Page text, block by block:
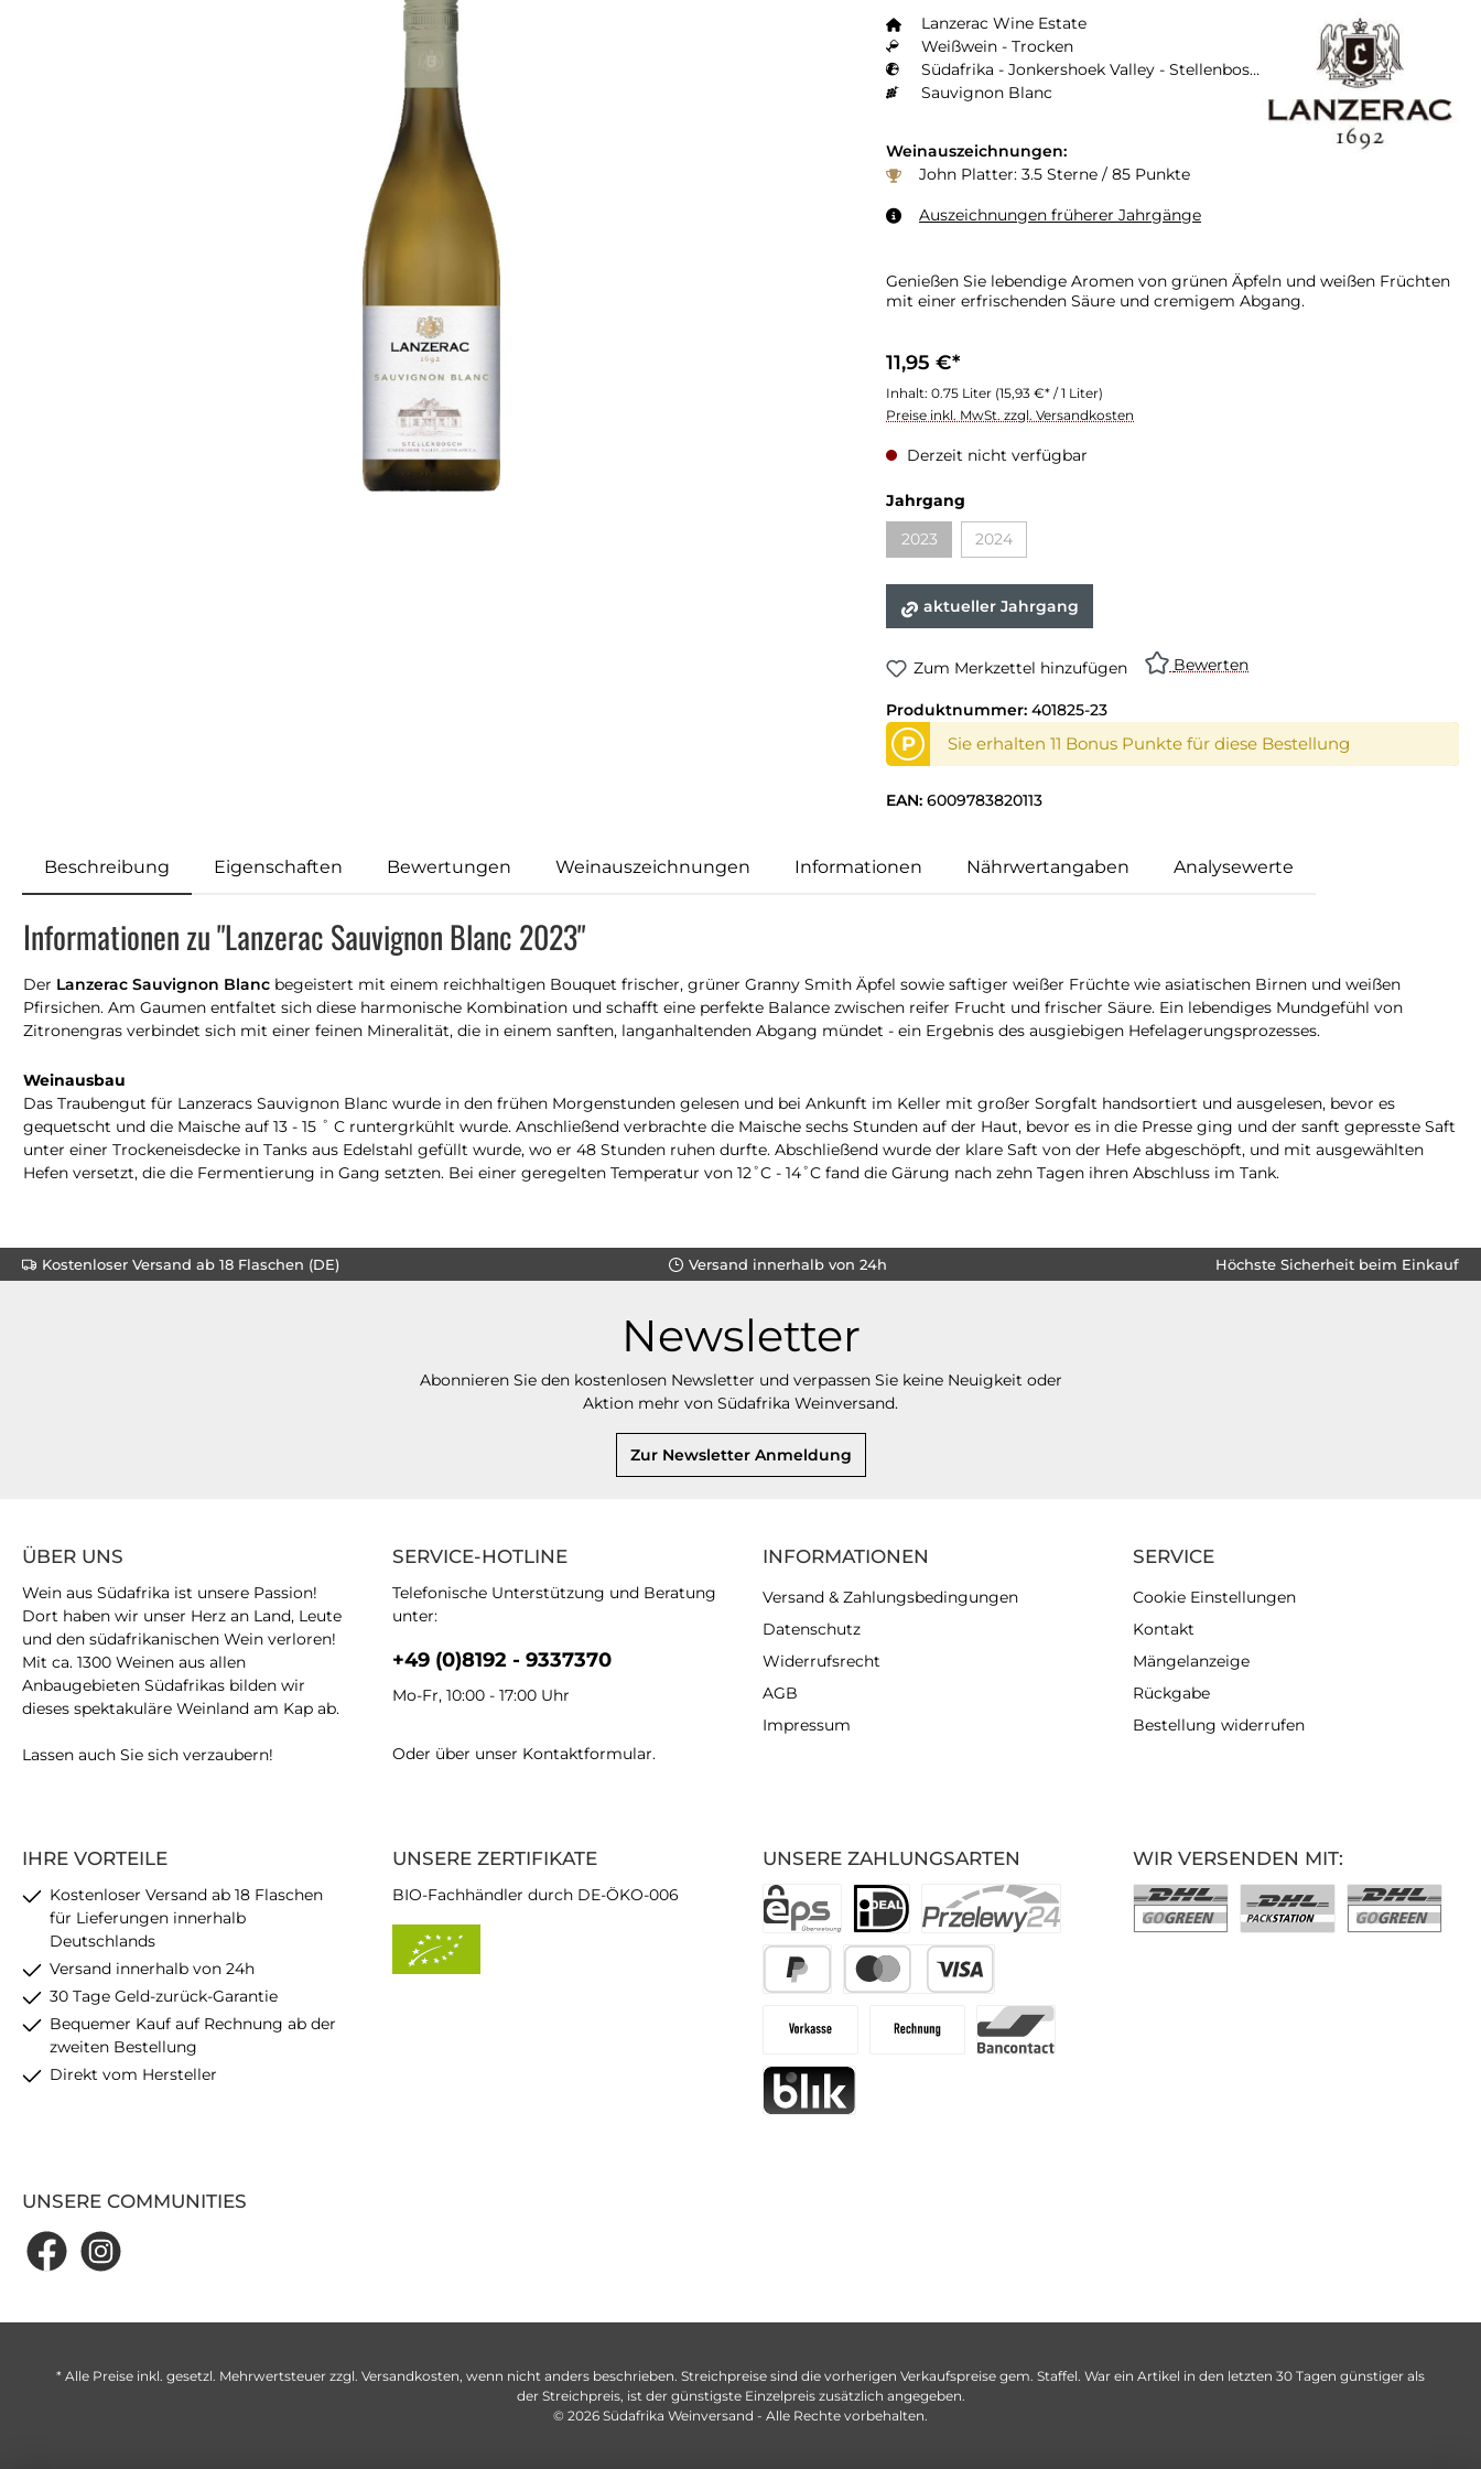
Lanzerac Wine Estate
Weißwein - Trocken
Südafrika - Jonkershoek Valley - Stellenbosch
Sauvignon Blanc
Weinauszeichnungen:
John Platter: 3.5 Sterne / 85 Punkte
Auszeichnungen früherer Jahrgänge
Genießen Sie lebendige Aromen von grünen Äpfeln und weißen Früchten
mit einer erfrischenden Säure und cremigem Abgang.
11,95 €*
Inhalt: 0.75 Liter (15,93 €* / 1 Liter)
Preise inkl. MwSt. zzgl. Versandkosten
Derzeit nicht verfügbar
Jahrgang
2023
2024
aktueller Jahrgang
Zum Merkzettel hinzufügen Bewerten
Produktnummer: 401825-23
P Sie erhalten 11 Bonus Punkte für diese Bestellung
EAN: 6009783820113
Beschreibung Eigenschaften Bewertungen Weinauszeichnungen Informationen Nährwertangaben Analysewerte
Informationen zu "Lanzerac Sauvignon Blanc 2023"
Der Lanzerac Sauvignon Blanc begeistert mit einem reichhaltigen Bouquet frischer, grüner Granny Smith Äpfel sowie saftiger weißer Früchte wie asiatischen Birnen und weißen
Pfirsichen. Am Gaumen entfaltet sich diese harmonische Kombination und schafft eine perfekte Balance zwischen reifer Frucht und frischer Säure. Ein lebendiges Mundgefühl von
Zitronengras verbindet sich mit einer feinen Mineralität, die in einem sanften, langanhaltenden Abgang mündet - ein Ergebnis des ausgiebigen Hefelagerungsprozesses.
Weinausbau
Das Traubengut für Lanzeracs Sauvignon Blanc wurde in den frühen Morgenstunden gelesen und bei Ankunft im Keller mit großer Sorgfalt handsortiert und ausgelesen, bevor es
gequetscht und die Maische auf 13 - 15 ˚ C runtergrkühlt wurde. Anschließend verbrachte die Maische sechs Stunden auf der Haut, bevor es in die Presse ging und der sanft gepresste Saft
unter einer Trockeneisdecke in Tanks aus Edelstahl gefüllt wurde, wo er 48 Stunden ruhen durfte. Abschließend wurde der klare Saft von der Hefe abgeschöpft, und mit ausgewählten
Hefen versetzt, die die Fermentierung in Gang setzten. Bei einer geregelten Temperatur von 12˚C - 14˚C fand die Gärung nach zehn Tagen ihren Abschluss im Tank.
Kostenloser Versand ab 18 Flaschen (DE) Versand innerhalb von 24h Höchste Sicherheit beim Einkauf
Newsletter
Abonnieren Sie den kostenlosen Newsletter und verpassen Sie keine Neuigkeit oder
Aktion mehr von Südafrika Weinversand.
Zur Newsletter Anmeldung
SERVICE-HOTLINE
Telefonische Unterstützung und Beratung
unter:
+49 (0)8192 - 9337370
Mo-Fr, 10:00 - 17:00 Uhr
Oder über unser Kontaktformular.
IHRE VORTEILE
Kostenloser Versand ab 18 Flaschen
für Lieferungen innerhalb
Deutschlands
Versand innerhalb von 24h
30 Tage Geld-zurück-Garantie
Bequemer Kauf auf Rechnung ab der
zweiten Bestellung
Direkt vom Hersteller
UNSERE ZAHLUNGSARTEN
ÜBER UNS
Wein aus Südafrika ist unsere Passion!
Dort haben wir unser Herz an Land, Leute
und den südafrikanischen Wein verloren!
Mit ca. 1300 Weinen aus allen
Anbaugebieten Südafrikas bilden wir
dieses spektakuläre Weinland am Kap ab.
Lassen auch Sie sich verzaubern!
UNSERE ZERTIFIKATE
BIO-Fachhändler durch DE-ÖKO-006
INFORMATIONEN
Versand & Zahlungsbedingungen
Datenschutz
Widerrufsrecht
AGB
Impressum
SERVICE
Cookie Einstellungen
Kontakt
Mängelanzeige
Rückgabe
Bestellung widerrufen
UNSERE COMMUNITIES
WIR VERSENDEN MIT:
* Alle Preise inkl. gesetzl. Mehrwertsteuer zzgl. Versandkosten, wenn nicht anders beschrieben. Streichpreise sind die vorherigen Verkaufspreise gem. Staffel. War ein Artikel in den letzten 30 Tagen günstiger als
der Streichpreis, ist der günstigste Einzelpreis zusätzlich angegeben.
© 2026 Südafrika Weinversand - Alle Rechte vorbehalten.